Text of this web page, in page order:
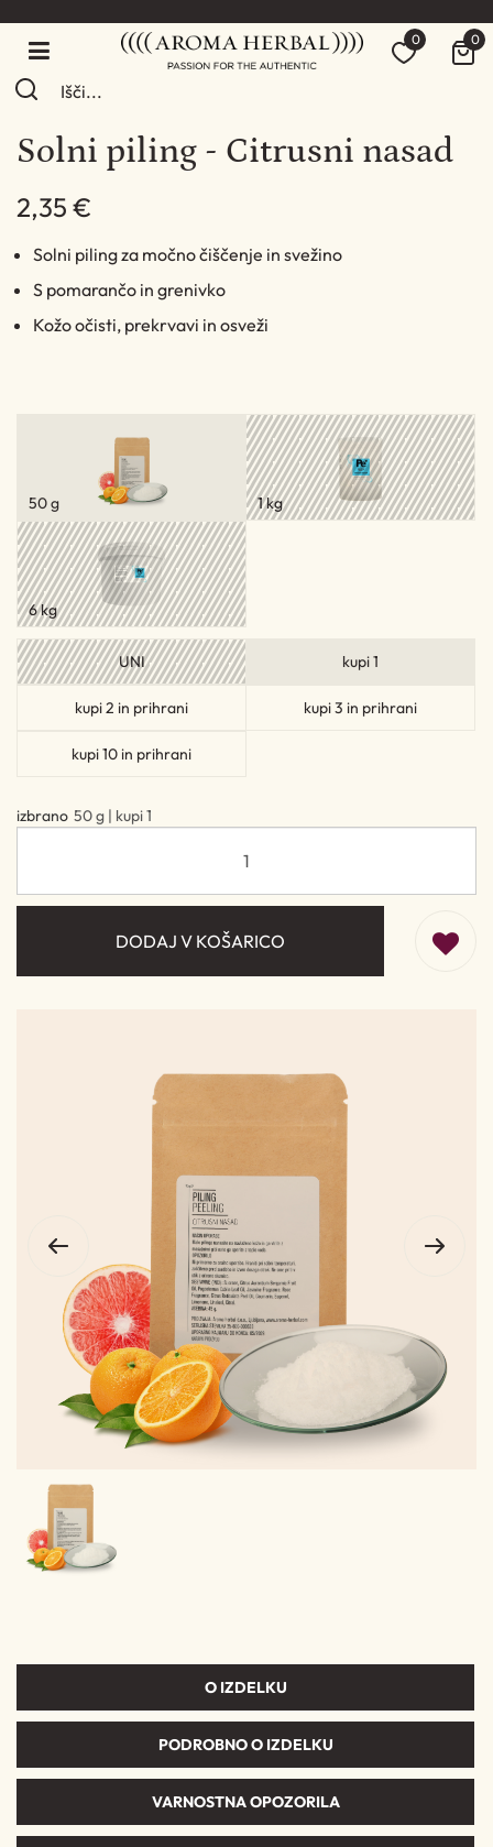
0 0
O IZDELKU
PODROBNO O IZDELKU
VARNOSTNA OPOZORILA
Solni piling - Citrusni nasad
2,35 €
Solni piling za močno čiščenje in svežino
S pomarančo in grenivko
Kožo očisti, prekrvavi in osveži
50 g 1 kg
6 kg
UNI kupi 1
kupi 2 in prihrani kupi 3 in prihrani
kupi 10 in prihrani
izbrano 50 g | kupi 1
DODAJ V KOŠARICO